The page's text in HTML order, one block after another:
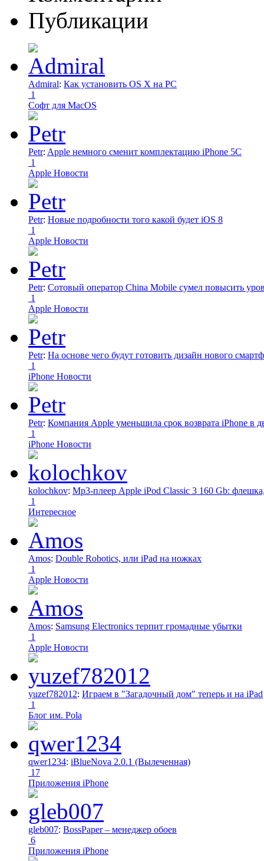
Публикации
Admiral: Как установить OS X на PC
1
Софт для MacOS
Petr: Apple немного сменит комплектацию iPhone 5C
1
Apple Новости
Petr: Новые подробности того какой будет iOS 8
1
Apple Новости
Petr: Сотовый оператор China Mobile сумел повысить
1
Apple Новости
Petr: На основе чего будут готовить дизайн нового
1
iPhone Новости
Petr: Компания Apple уменьшила срок возврата iPhone в
1
iPhone Новости
kolochkov: Mp3-плеер Apple iPod Classic 3 160 Gb:
1
Интересное
Amos: Double Robotics, или iPad на ножках
1
Apple Новости
Amos: Samsung Electronics терпит громадные убытки
1
Apple Новости
yuzef782012: Играем в "Загадочный дом" теперь и на iPad
1
Блог им. Pola
qwer1234: iBlueNova 2.0.1 (Вылеченная)
17
Приложения iPhone
gleb007: BossPaper – менеджер обоев
6
Приложения iPhone